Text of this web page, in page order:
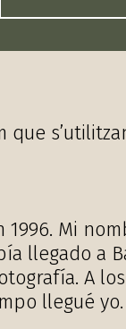
que
1996. Mi
llegado a
A
llegué yo.